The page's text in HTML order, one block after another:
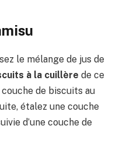
le mélange de jus de
à la cuillère de ce
de biscuits au
étalez une couche
d’une couche de